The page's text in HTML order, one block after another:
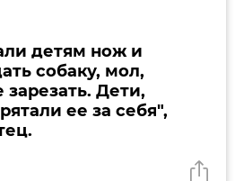
детям нож и
собаку, мол,
зарезать. Дети,
ее за себя",